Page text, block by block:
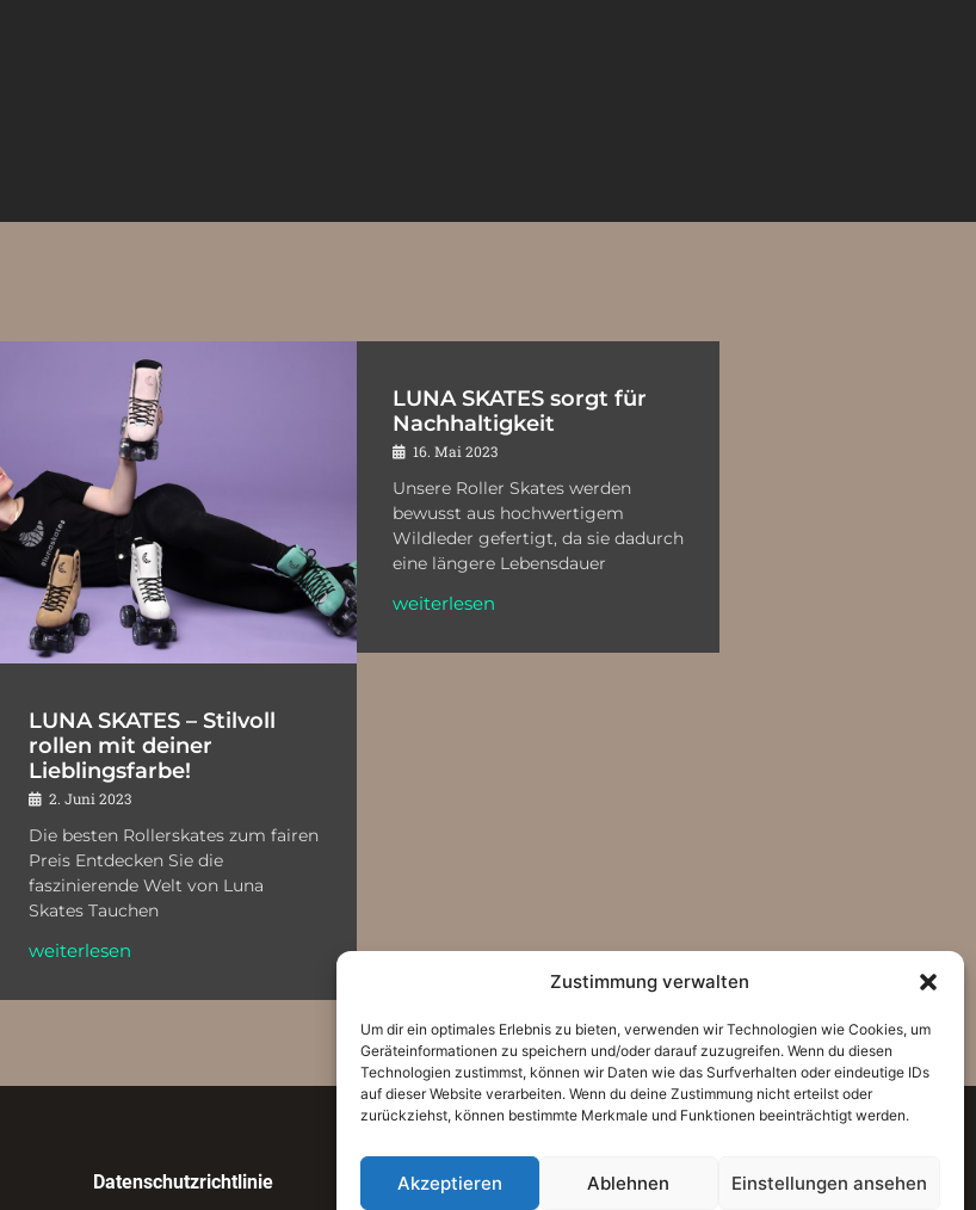
Zustimmung verwalten
Um dir ein optimales Erlebnis zu bieten, verwenden wir Technologien wie Cookies, um
Geräteinformationen zu speichern und/oder darauf zuzugreifen. Wenn du diesen
Technologien zustimmst, können wir Daten wie das Surfverhalten oder eindeutige IDs
auf dieser Website verarbeiten. Wenn du deine Zustimmung nicht erteilst oder
zurückziehst, können bestimmte Merkmale und Funktionen beeinträchtigt werden.
Akzeptieren Ablehnen Einstellungen ansehen
LUNA SKATES – Stilvoll
rollen mit deiner
Lieblingsfarbe!
2. Juni 2023
Die besten Rollerskates zum fairen
Preis Entdecken Sie die
faszinierende Welt von Luna
Skates Tauchen
weiterlesen
LUNA SKATES sorgt für
Nachhaltigkeit
16. Mai 2023
Unsere Roller Skates werden
bewusst aus hochwertigem
Wildleder gefertigt, da sie dadurch
eine längere Lebensdauer
weiterlesen
Datenschutzrichtlinie